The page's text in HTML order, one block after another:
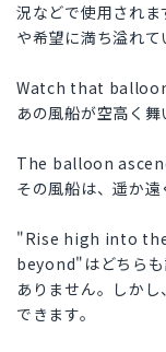
況などで使用され
や希望に満ち溢れて
Watch that
あの風船が空高く舞
The balloon
その風船は、遥か遠
"Rise high into
beyond"はどちらも
ありません。しか
できます。